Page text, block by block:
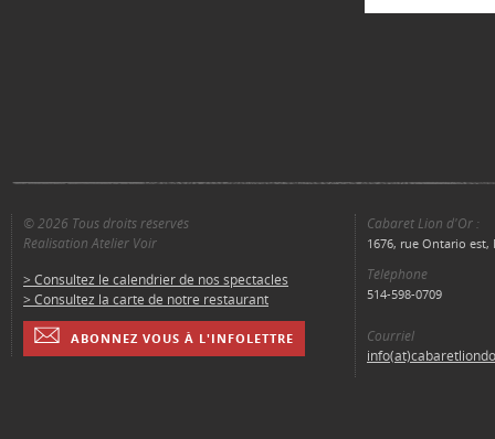
© 2026 Tous droits réservés
Réalisation Atelier Voir
> Consultez le calendrier de nos spectacles
> Consultez la carte de notre restaurant
ABONNEZ VOUS À L'INFOLETTRE
Cabaret Lion d'Or :
1676, rue Ontario est,
Téléphone
514-598-0709
Courriel